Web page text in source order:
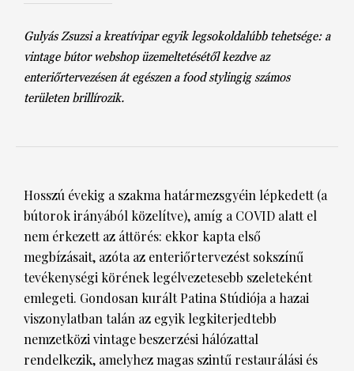
Szobák
Ötletek
BUSINESS
ANYA
EVENT
WEBSHOP
HÍRLEVÉL
Gulyás Zsuzsi a kreatívipar egyik legsokoldalúbb tehetsége: a
vintage bútor webshop üzemeltetésétől kezdve az
enteriőrtervezésen át egészen a food stylingig számos
területen brillírozik.
Hosszú évekig a szakma határmezsgyéin lépkedett (a
bútorok irányából közelítve), amíg a COVID alatt el
nem érkezett az áttörés: ekkor kapta első
megbízásait, azóta az enteriőrtervezést sokszínű
tevékenységi körének legélvezetesebb szeleteként
emlegeti. Gondosan kurált Patina Stúdiója a hazai
viszonylatban talán az egyik legkiterjedtebb
nemzetközi vintage beszerzési hálózattal
rendelkezik, amelyhez magas szintű restaurálási és